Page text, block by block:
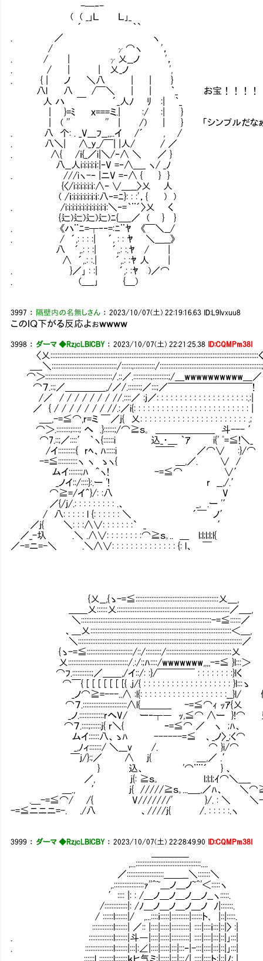
-─‐-
( ( _｣Ｌ∟∟Ｌ｣_
´ ｀`
. ／ ヽ
/ γ⌒ヽ '，
. / | γ乂__ノ '，
. / | | 乂_ノ ',
. { | ノ ＼八 | | }
八l 八 /￣＼ | | ｀_ お宝！！！！
人 ハ ￣ ´_人ﾉ ﾘ :| ｀_
| }=ﾐ ｘ===ミ.| :/ :| }
| ( '' '' | /) | } 「シンプルだなぁお前
. 八 个: . _V___ﾌ__,,..イ /´ , /
. 八＼| ∧_y_/￣| |人/ / ／
. ∧{ /ｉ{_／i|＼/‐∧ ＼ ／ }
八__人i:i:i:i:ｉ:|‐V =‐∧＿_ ヽ/ _ﾉ
. ///iヽ-‐ |ニV =‐∧ { } }
{〈/i:i:i:i:i:ｉ:∧‐ ∨＿__〉乂 人
( /ｉ:i:i:i:i:i:ｉ:ｉ:八‐=ﾆ}: : :'，{ ) )
. /i:i:i:i:i:i:i:i:i:i:i:ｉ:＼‐=｀¨´〉乂 く
{辷)辷)辷)辷)ﾆ{＿_／ ( } }
. 《ハ¨ﾆ=┬‐‐=:ﾆ¨ﾔ 《￣＼__/
. / ´,: : : :| ´, : : ﾔ ＼＿__》
八 ´,.: : :| ´,.: :.ﾔ / |
∧ ´,.: :.| ´,.: :ﾔ 人 |
. }／｣ : :| ´,: :ﾔ )／⌒
. (＿_｣ {＿)
3997 ： 隔壁内の名無しさん ：2023/10/07(土) 22:19:16.63 ID:L9lvxuu8
このＩＱ下がる反応よぉｗｗｗｗ
3998 ： ダーマ ◆RzjcLBlCBY：2023/10/07(土) 22:21:25.38 ID:CQMPm38I
〈乂::::::::::::::::::::::::::::::::::::::::::::::::::::::::::::::::::::::::::::::::::::::::::::::::::::::::::::::::::::::
＿_＼:::::::::::::::::::::::::::::::::::::/::::::;::::::::::::/
⌒＞::::::::::::::::::::::::::::::::::::::/.::／.::::::::::;:::::::::;/＿wwwwwwwwww＿／
⌒７.::;／＿＿＿＿_,/／/.:::::::;／:::;／￣￣￣￣￣￣￣￣￣!
/／ / / / / / / / //.::::／ :j／: : : : : : : : : : : : : : : : : : : :.:|
／ { / / / / / / / //.:／i{: : : : : : : : : : : : : : : : : : : : : : : : : |
＿_,-=≦⌒,r=ミ ￣／j{ 乂: : : : : : : : : : : : : : : : : : : : : : : .;
⌒＞.::::::::;::::; へ .}::::::;/⌒≧ｓ｡ ＿＿＿＿＿＿_ 斗--- ′
⌒7.::;／::::′ ｀ヽ{::::::i 込_・＿ ｀ｱ i{' ﾟ=≦!＼_
/イ::::::::::{ rﾍ、ﾊ:::::i ￣￣ ／⌒∨ :}/⌒
-=≦:::::::::::ヽ ヽ ゝヽ{ ＿,／. ∨ / で、お前さ
ムイ:::::::;ﾊ ＾ヽ! -=≦⌒ ∨′
_ノイ::/::::}:.ー '! r __,/.′ 宝石ってのは霊
⌒≧=/イ＾}/: :八 V
／{/j/.: : : : : : : : : .、 _, .ー '′
/ 八: : : : : l {: : : : : : ＼ ´￣ ノ′
／j{ ＼: : :∧∨: : : : : : :` _ ′
／_-圦 .＼ .∧∨: : : : : : : :⌒≧ｓ｡.. ＿ l;l;l;l;l{
／-=ニ=-＼ .＼∧∨: : : : : : : : : : : : : : {: l、 ￣
{乂__,{ゝ-=≦:::::::::::::::::::::::::::::::::::::::::::::::乂＿,
＿＿乂::::::乂::::::::::::::::::::::::::::::::::::::::::::::::::::::::::::::::／＿_,
＼::::::::::::::::::::::::::::::::::::::::::::::::::::::::::::::::::::::::::-=≦::::::／
、＿乂::::::::::::::::::::::::::::::::::::::::::::::::::::::::::::::::::::::::::::::::＜＿,
＼:::::::::::::::::::::::::::::::::::::::::::::::::::::::::::::::::::::::::::::::::::::::::::::／
{ゝ-=≦::::::::::::::::::::::::::/::/:::::::::/:::::::::::::::::::::::::::::::::::::乂
乂::::::::::::::::::::::::::::::::::/.:/:;ﾊ::::/wwwwwww,,,,-=≦ }l:::＞
⌒ﾌ.:::::::::::;／＿＿,/イ::/: :}/￣￣￣￣ : : : : : : : :}lく
⌒￣{ [ [ [ [ [ [ [{ .j/{ : : : : : : : : : : : : : : : : : : : }l:::ゝ
_ノ⌒≧=---..∧ :l{: : : : : : : : : : : : : : : : : : :__}l/ 価値と
⌒７.:::::::::::::::::::::::::∧l{＿＿＿_ -=≦⌒ｨ ｯｱ{乂
_ノ.::::::::::::::rへV/ ー‐┬― ｯ,≦⌒ ∧ー }!⌒ 兎も角
⌒７.::::;::::::j{ r＼{ ｰ=≦⌒ ／ ヽ ;ﾊ、
ムイ::::::八、ゝﾊ ------=≦ 、_ノ〉_;く⌒
_,ﾉィ:::::::/ ＼___v /. ⌒ }i/⌒
￣j/}:;／ ∧ j{ ＿,／ .′
} 込、 '⌒¨¨´ } 、
／, j{: ≧ｓ｡ l;l;l;ｲ⌒＼＿_
＿., ′ j{ /////≧ｓ｡...＿_,／ﾊ、 ＼⌒≧=-
.＿-=≦⌒/ /{ V///////' }/. : ＼ ＼-=
-=≦ニニニ=-. ./八 、////j{ /. : : : : :.ヽ -=
3999 ： ダーマ ◆RzjcLBlCBY：2023/10/07(土) 22:28:49.90 ID:CQMPm38I
,...:::::::::::::::::::::::::::::::::::::....
／:::::::::::::::::::::＿＿__＼:::::::＼
,.:::::::::::::::::ｧ''^~＿ノ＿ノ~^'＜:::::ヽ
′:::: |: : /＿ノ＿ノ＿ノ＿ノ__ヽ:::::.
/:::::::::::::|: /ﾉ＿ノ＿ノ＿ノ＿ノ ﾉ|:::::::.
/ ::::::l:::::::|/ ,...::::ｉ:::::|::::::::::|::::::ト､ |::|:::::.
::::::::::::l:::::::| ／:: |::::|:::::|::::::::::| ::::|::::ｉ:::|::|〉 :|
. ::::::::::::::l:::::::|斗―|::::|:::::|::::::::::| ::::|::::|:::|::|｣:::|
. ::::::::::::::::l:::::::|:::|:∠|::::|:::::|:::|:::‐|-:::|::::|:::|::|｣:::|
. .::::::l ::::::::l:::::::ｋヒ气ミ:|:::::|:::|:::/| ::::|::::ト:|::|ﾉ: |